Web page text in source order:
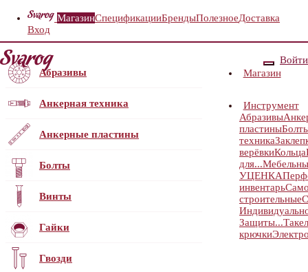
МагазинСпецификацииБрендыПолезноеДоставка
Вход
Войти
Абразивы
Анкерная техника
Анкерные пластины
Болты
Винты
Гайки
Гвозди
Магазин
Инструмент
Абразивы
пластины
техника
верёвкиКольца
для...
УЦЕНКА
инвентарь
строительные
Защиты...
крючки